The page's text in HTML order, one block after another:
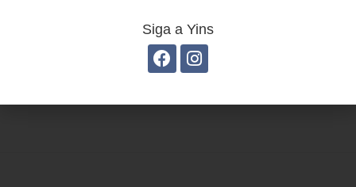
Estojo Juvenil YS41028
Siga a Yins